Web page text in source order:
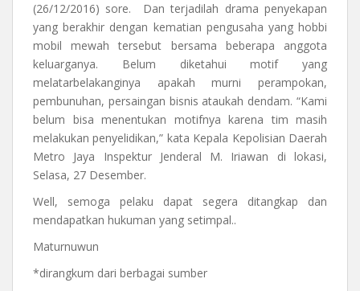
(26/12/2016) sore. Dan terjadilah drama penyekapan
yang berakhir dengan kematian pengusaha yang hobbi
mobil mewah tersebut bersama beberapa anggota
keluarganya. Belum diketahui motif yang
melatarbelakanginya apakah murni perampokan,
pembunuhan, persaingan bisnis ataukah dendam. “Kami
belum bisa menentukan motifnya karena tim masih
melakukan penyelidikan,” kata Kepala Kepolisian Daerah
Metro Jaya Inspektur Jenderal M. Iriawan di lokasi,
Selasa, 27 Desember.
Well, semoga pelaku dapat segera ditangkap dan
mendapatkan hukuman yang setimpal..
Maturnuwun
*dirangkum dari berbagai sumber